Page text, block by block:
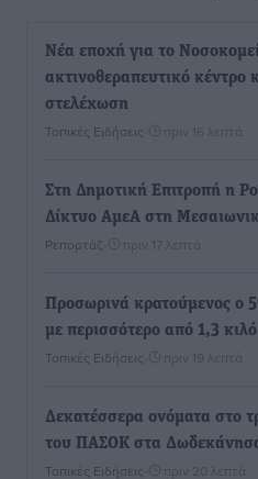
Νέα εποχή για το
ακτινοθεραπευτικό κέντρο
στελέχωση
Τοπικές Ειδήσεις πριν 16 λεπτά
Στη Δημοτική Επιτροπή η
Δίκτυο ΑμεΑ στη
Ρεπορτάζ πριν 17 λεπτά
Προσωρινά κρατούμενος ο
με περισσότερο από 1,3
Τοπικές Ειδήσεις πριν 19 λεπτά
Δεκατέσσερα ονόματα στο
του ΠΑΣΟΚ στα
Τοπικές Ειδήσεις πριν 20 λεπτά